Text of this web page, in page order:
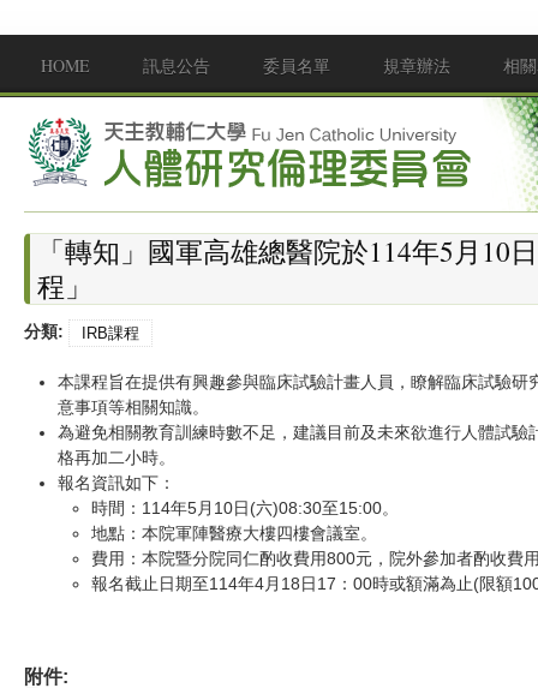
Main menu
HOME 訊息公告 委員名單 規章辦法 相
「轉知」國軍高雄總醫院於114年5月10
程」
分類: IRB課程
本課程旨在提供有興趣參與臨床試驗計畫人員，瞭解臨床試驗
意事項等相關知識。
為避免相關教育訓練時數不足，建議目前及未來欲進行人體試
格再加二小時。
報名資訊如下：
時間：114年5月10日(六)08:30至15:00。
地點：本院軍陣醫療大樓四樓會議室。
費用：本院暨分院同仁酌收費用800元，院外參加者酌收費
報名截止日期至114年4月18日17：00時或額滿為止(限額
附件: